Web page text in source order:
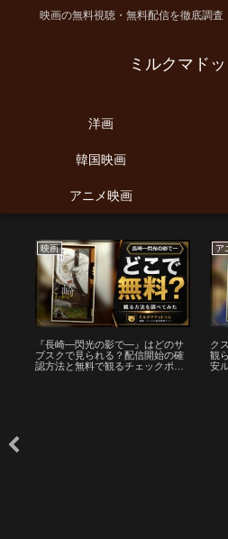
映画の無料視聴・無料配信を徹底調査
ミルクマド
洋画
韓国映画
アニメ映画
映画
『長崎―閃光の影で―』はどのサ
ブスクで見られる？配信開始の確
認方法と無料で観るチェックポイ
ア
ク
観
安